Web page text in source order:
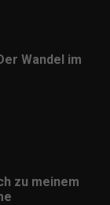
Wandel im
zu meinem